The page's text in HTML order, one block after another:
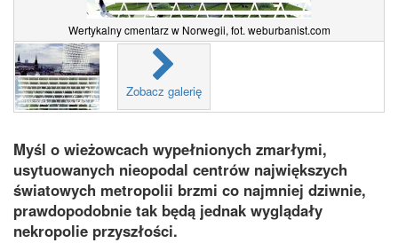
Wertykalny cmentarz w Norwegii, fot. weburbanist.com
Zobacz galerię
Myśl o wieżowcach wypełnionych zmarłymi,
usytuowanych nieopodal centrów największych
światowych metropolii brzmi co najmniej dziwnie,
prawdopodobnie tak będą jednak wyglądały
nekropolie przyszłości.